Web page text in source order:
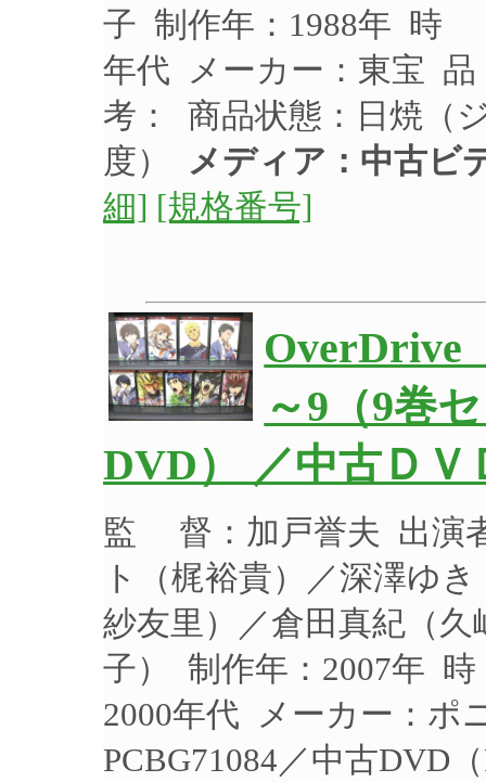
子 制作年：1988年 時
年代 メーカー：東宝
考： 商品状態：日焼（
度）
メディア：中古ビ
細] [規格番号]
～9（9巻
DVD） ／中古ＤＶ
監 督：加戸誉夫 出演
ト（梶裕貴）／深澤ゆ
紗友里）／倉田真紀（
子） 制作年：2007年
2000年代 メーカー：
PCBG71084／中古DVD